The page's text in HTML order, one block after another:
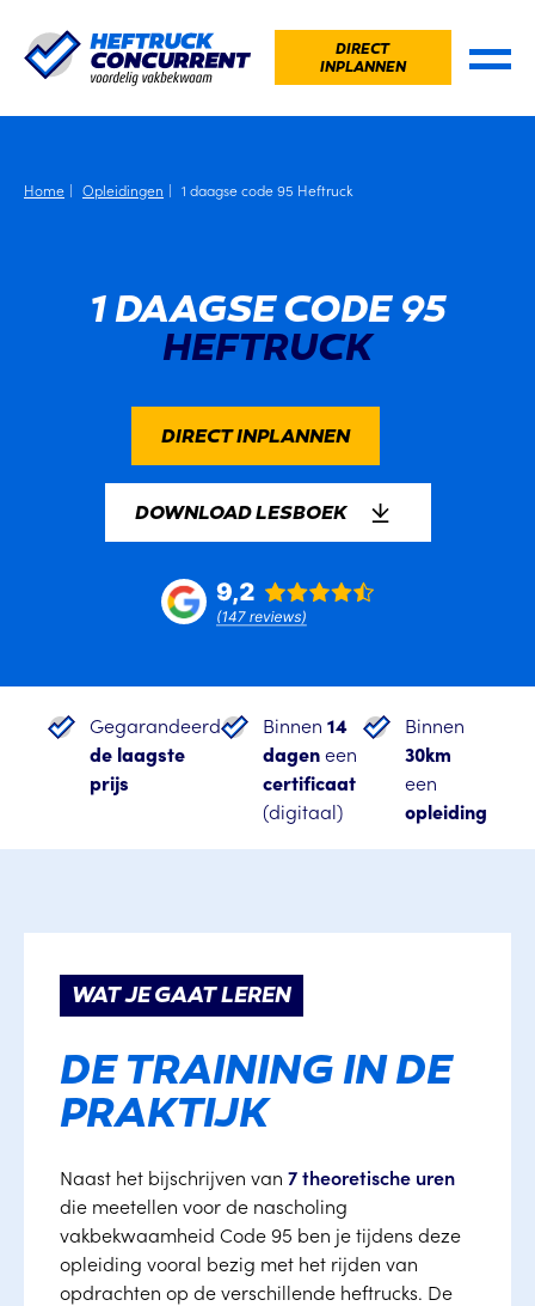
DIRECT
INPLANNEN
Home Opleidingen 1 daagse code 95 Heftruck
1 DAAGSE CODE 95
HEFTRUCK
DIRECT INPLANNEN
DOWNLOAD LESBOEK
Gegarandeerd
de laagste
prijs
Binnen 14
dageneen
certificaat
(digitaal)
Binnen
30km
een
opleiding
WAT JE GAAT LEREN
DE TRAINING IN DE
PRAKTIJK
Naast het bijschrijven van 7 theoretische uren
die meetellen voor de nascholing
vakbekwaamheid Code 95 ben je tijdens deze
opleiding vooral bezig met het rijden van
opdrachten op de verschillende heftrucks. De